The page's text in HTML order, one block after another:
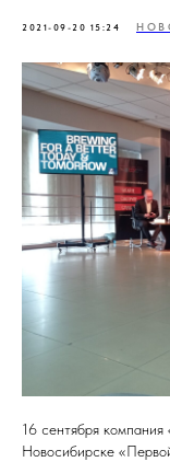
2021-09-20 15:24
16 сентября
Новосибирске